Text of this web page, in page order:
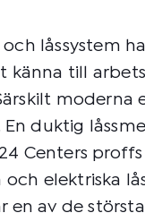
låssystem
känna till
moderna
duktig
24 Centers
elektriska
en av de